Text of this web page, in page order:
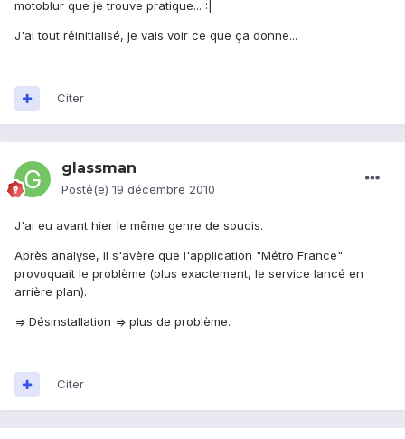
motoblur que je trouve pratique... :|
J'ai tout réinitialisé, je vais voir ce que ça donne...
Citer
glassman
Posté(e) 19 décembre 2010
J'ai eu avant hier le même genre de soucis.
Après analyse, il s'avère que l'application "Métro France"
provoquait le problème (plus exactement, le service lancé en
arrière plan).
=> Désinstallation => plus de problème.
Citer